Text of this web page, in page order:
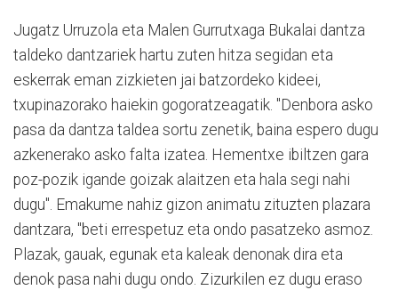
Jugatz Urruzola eta Malen Gurrutxaga Bukalai dantza
taldeko dantzariek hartu zuten hitza segidan eta
eskerrak eman zizkieten jai batzordeko kideei,
txupinazorako haiekin gogoratzeagatik. "Denbora asko
pasa da dantza taldea sortu zenetik, baina espero dugu
azkenerako asko falta izatea. Hementxe ibiltzen gara
poz-pozik igande goizak alaitzen eta hala segi nahi
dugu". Emakume nahiz gizon animatu zituzten plazara
dantzara, "beti errespetuz eta ondo pasatzeko asmoz.
Plazak, gauak, egunak eta kaleak denonak dira eta
denok pasa nahi dugu ondo. Zizurkilen ez dugu eraso